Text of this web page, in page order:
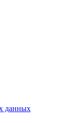
данных